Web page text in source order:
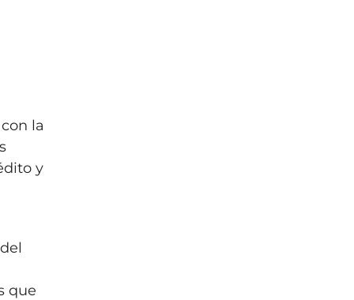
la
y
que